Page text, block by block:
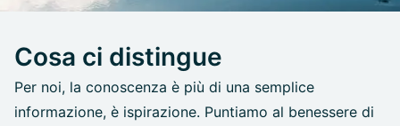
Cosa ci distingue
Per noi, la conoscenza è più di una semplice
informazione, è ispirazione. Puntiamo al benessere di